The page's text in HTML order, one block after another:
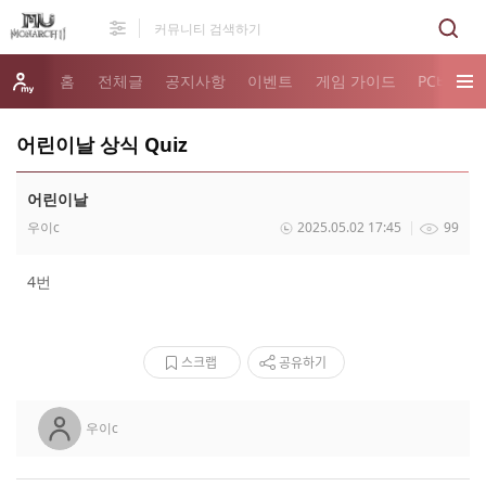
홈 전체글 공지사항 이벤트 게임 가이드 PC버전
어린이날 상식 Quiz
어린이날
우이c 99
2025.05.02 17:45
4번
스크랩 공유하기
우이c